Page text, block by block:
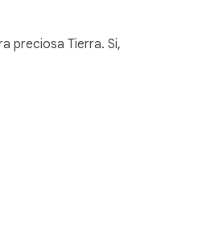
preciosa Tierra. Si,